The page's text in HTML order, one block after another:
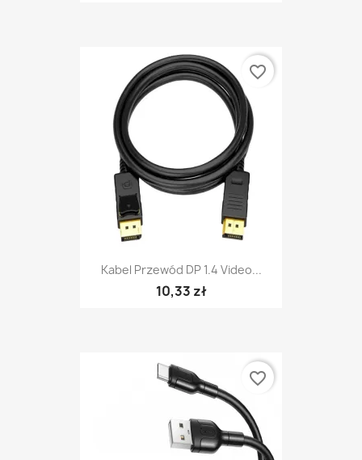
Kabel Przewód DP 1.4 Video...
10,33 zł
favorite_border
favorite_border